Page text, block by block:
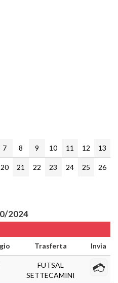
7 8 9 10 11 12 13
20 21 22 23 24 25
26
2024
Trasferta Invia
FUTSAL
SETTECAMINI